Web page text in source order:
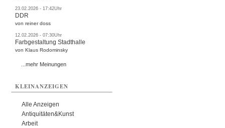
23.02.2026 - 17:42Uhr
DDR
von reiner doss
12.02.2026 - 07:30Uhr
Farbgestaltung Stadthalle
von Klaus Rodominsky
...mehr Meinungen
KLEINANZEIGEN
Alle Anzeigen
Antiquitäten&Kunst
Arbeit